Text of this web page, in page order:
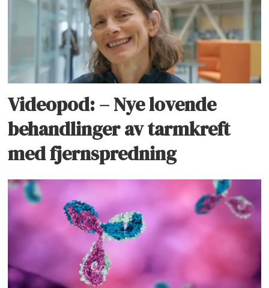
Videopod: – Nye lovende
behandlinger av tarmkreft
med fjernspredning